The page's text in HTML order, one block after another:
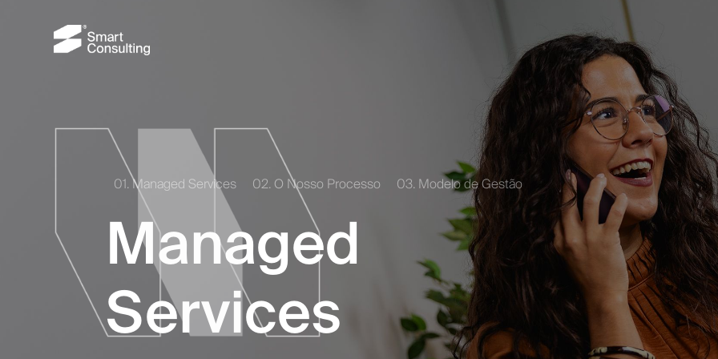
01. Managed Services 02. O Nosso Processo 03. Modelo de Gestão
Managed
Services